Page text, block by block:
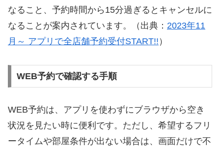
なること、予約時間から15分過ぎるとキャンセルに
なることが案内されています。（出典： 2023年11
月～ アプリで全店舗予約受付START!! ）
WEB予約で確認する手順
WEB予約は、アプリを使わずにブラウザから空き
状況を見たい時に便利です。ただし、希望するフリ
ータイムや部屋条件が出ない場合は、画面だけで不